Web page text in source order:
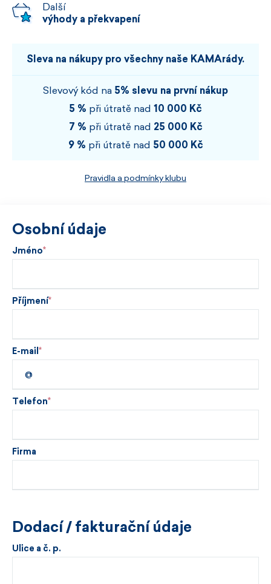
Další
výhody a překvapení
Sleva na nákupy pro všechny naše KAMArády.
Slevový kód na 5% slevu na první nákup
5 % při útratě nad 10 000 Kč
7 % při útratě nad 25 000 Kč
9 % při útratě nad 50 000 Kč
Pravidla a podmínky klubu
Osobní údaje
Jméno
Příjmení
E-mail
Telefon
Firma
Dodací / fakturační údaje
Ulice a č. p.